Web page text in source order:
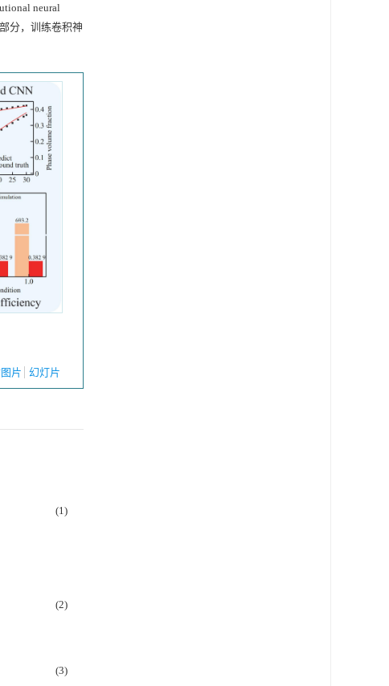
neural
分，训练卷积神
片 幻灯片
(1)
(2)
(3)